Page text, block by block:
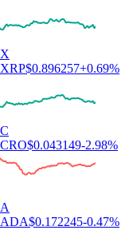
X
XRP$0.896257+0.69%
C
CRO$0.043149-2.98%
A
ADA$0.172245-0.47%